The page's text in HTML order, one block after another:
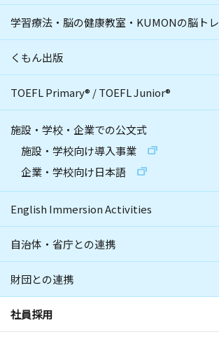
学習療法・脳の健康教室・KUMONの脳トレ
くもん出版
TOEFL Primary® /TOEFL Junior®
施設・学校・企業での公文式
施設・学校向け導入事業
企業・学校向け日本語
English Immersion Activities
自治体・省庁との連携
財団との連携
社員採用